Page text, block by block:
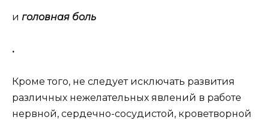
и головная боль
.
Кроме того, не следует исключать развития
различных нежелательных явлений в работе
нервной, сердечно-сосудистой, кроветворной